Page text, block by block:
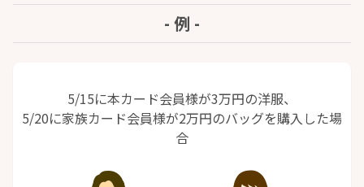
- 例 -
5/15に本カード会員様が3万円の洋服、
5/20に家族カード会員様が2万円のバッグを購入した場
合